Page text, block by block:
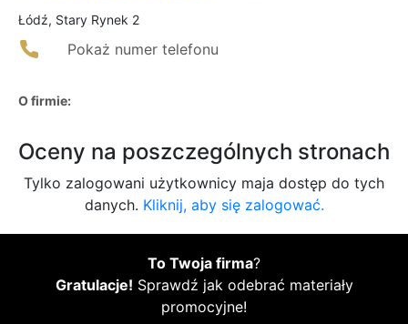
Łódź, Stary Rynek 2
Pokaż numer telefonu
O firmie:
Oceny na poszczególnych stronach
Tylko zalogowani użytkownicy maja dostęp do tych
danych. Kliknij, aby się zalogować.
To Twoja firma?
Gratulacje! Sprawdź jak odebrać materiały
promocyjne!